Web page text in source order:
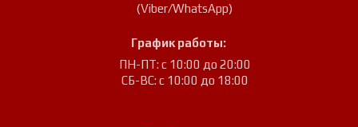
(Viber/WhatsApp)
График работы:
ПН-ПТ: с 10:00 до 20:00
СБ-ВС: с 10:00 до 18:00